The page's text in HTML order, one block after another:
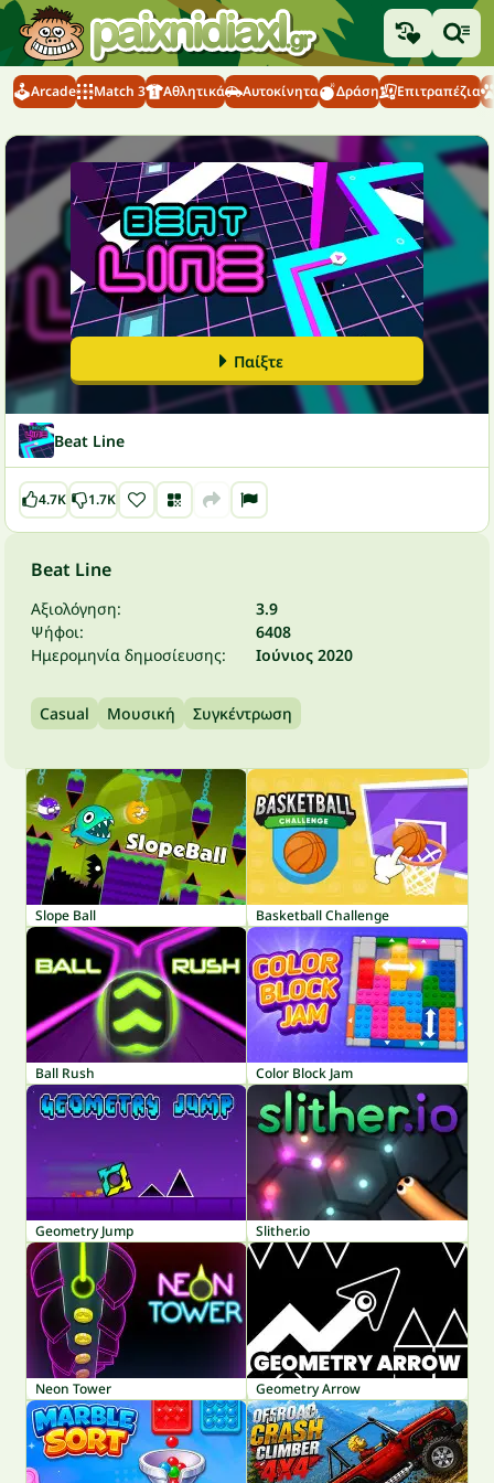
Arcade Match 3 Αθλητικά Αυτοκίνητα Δράση Επιτραπέζια
Παίξτε
Beat Line
4.7K 1.7K
Beat Line
Αξιολόγηση:
3.9
Ψήφοι:
6408
Ημερομηνία δημοσίευσης:
Ιούνιος 2020
Casual Μουσική Συγκέντρωση
Slope Ball Basketball Challenge
Ball Rush Color Block Jam
Geometry Jump Slither.io
Neon Tower Geometry Arrow